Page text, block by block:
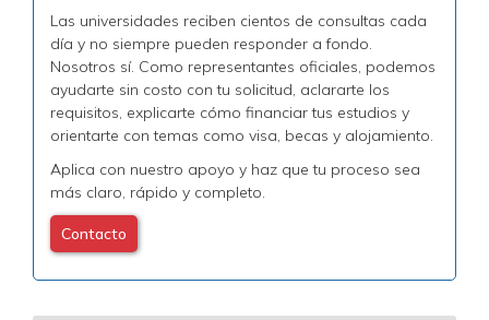
Las universidades reciben cientos de consultas cada
día y no siempre pueden responder a fondo.
Nosotros sí. Como representantes oficiales, podemos
ayudarte sin costo con tu solicitud, aclararte los
requisitos, explicarte cómo financiar tus estudios y
orientarte con temas como visa, becas y alojamiento.
Aplica con nuestro apoyo y haz que tu proceso sea
más claro, rápido y completo.
Contacto